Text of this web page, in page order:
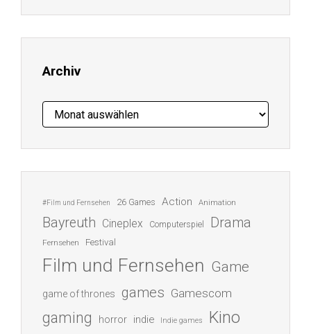
ein ...
Archiv
Archiv
#Film und Fernsehen 26 Games Action Animation
Bayreuth Cineplex Computerspiel Drama
Fernsehen Festival
Film und Fernsehen Game
game of thrones games Gamescom
gaming horror indie Indie games Kino